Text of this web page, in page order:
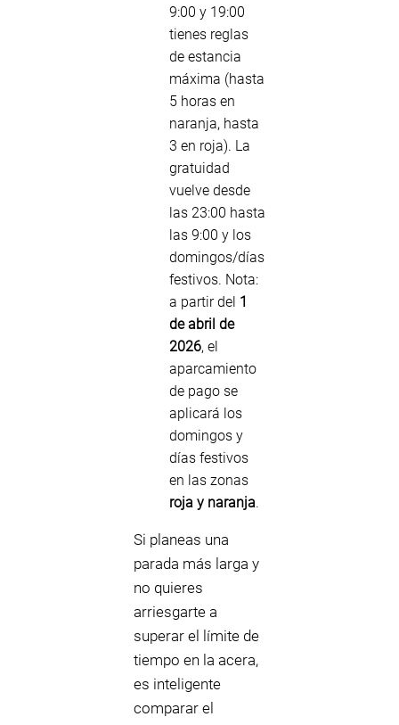
9:00 y 19:00
tienes reglas
de estancia
máxima (hasta
5 horas en
naranja, hasta
3 en roja). La
gratuidad
vuelve desde
las 23:00 hasta
las 9:00 y los
domingos/días
festivos. Nota:
a partir del 1
de abril de
2026, el
aparcamiento
de pago se
aplicará los
domingos y
días festivos
en las zonas
roja y naranja.
Si planeas una
parada más larga y
no quieres
arriesgarte a
superar el límite de
tiempo en la acera,
es inteligente
comparar el